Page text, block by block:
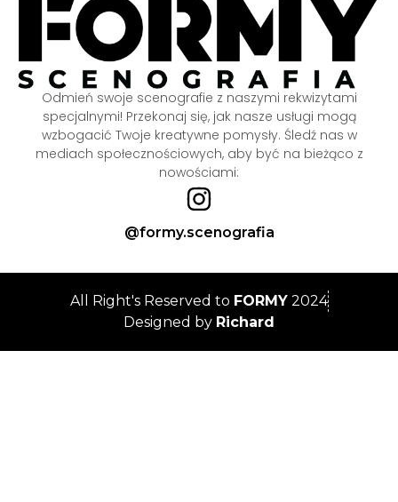
Odmień swoje scenografie z naszymi rekwizytami
specjalnymi! Przekonaj się, jak nasze usługi mogą
wzbogacić Twoje kreatywne pomysły. Śledź nas w
mediach społecznościowych, aby być na bieżąco z
nowościami:
@formy.scenografia
All Right's Reserved to FORMY2024
Designed by Richard